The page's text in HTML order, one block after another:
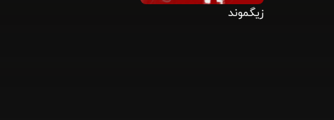
زیگموند